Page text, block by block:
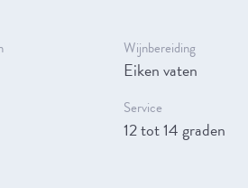
Wijnbereiding
Eiken vaten
Service
12 tot 14 graden